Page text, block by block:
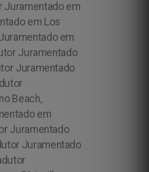
Juramentado em
em Los
em
Juramentado
Juramentado
Beach,
em
Juramentado
Juramentado